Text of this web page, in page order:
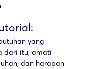
yang
dari itu, amati
dan harapan